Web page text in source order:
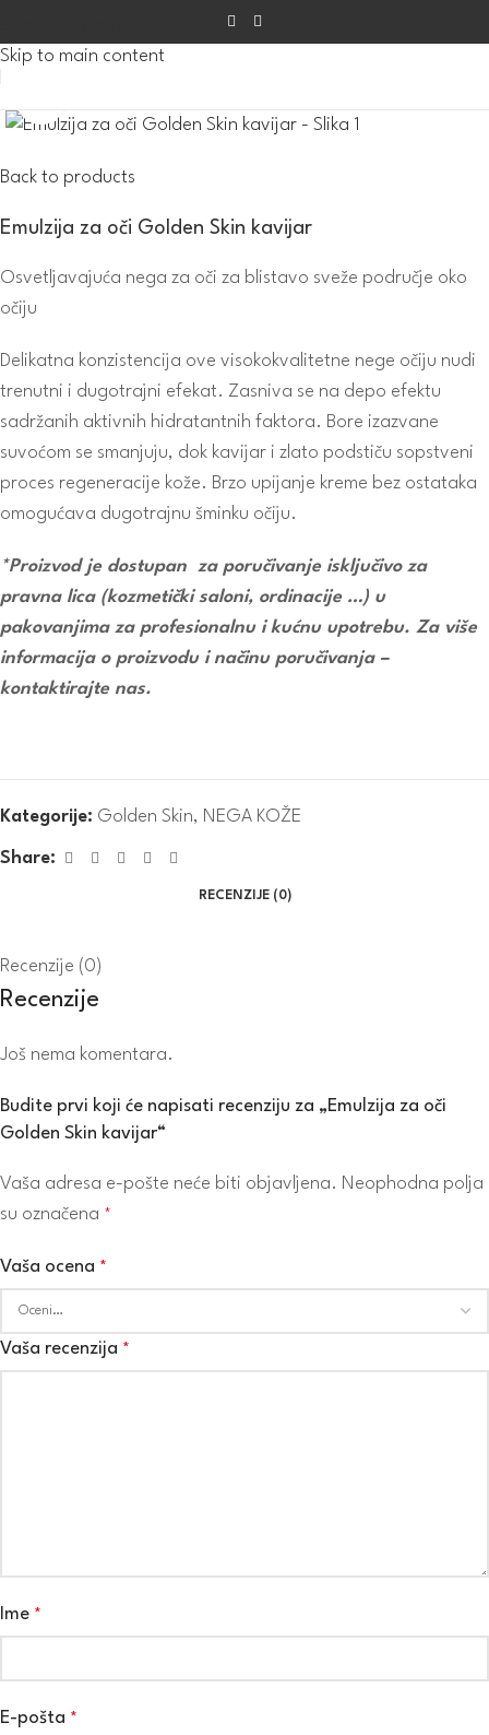
Skip to main content
Back to products
Emulzija za oči Golden Skin kavijar
Osvetljavajuća nega za oči za blistavo sveže područje oko
očiju
Delikatna konzistencija ove visokokvalitetne nege očiju nudi
trenutni i dugotrajni efekat. Zasniva se na depo efektu
sadržanih aktivnih hidratantnih faktora. Bore izazvane
suvoćom se smanjuju, dok kavijar i zlato podstiču sopstveni
proces regeneracije kože. Brzo upijanje kreme bez ostataka
omogućava dugotrajnu šminku očiju.
*Proizvod je dostupan za poručivanje isključivo za
pravna lica (kozmetički saloni, ordinacije …) u
pakovanjima za profesionalnu i kućnu upotrebu. Za više
informacija o proizvodu i načinu poručivanja –
kontaktirajte nas.
Kategorije: Golden Skin, NEGA KOŽE
Share:
RECENZIJE (0)
Recenzije (0)
Recenzije
Još nema komentara.
Budite prvi koji će napisati recenziju za „Emulzija za oči
Golden Skin kavijar“
Vaša adresa e-pošte neće biti objavljena. Neophodna polja
su označena *
Vaša ocena *
Vaša recenzija *
Ime *
E-pošta *